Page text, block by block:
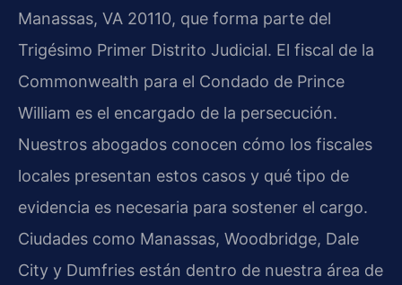
Manassas, VA 20110, que forma parte del
Trigésimo Primer Distrito Judicial. El fiscal de la
Commonwealth para el Condado de Prince
William es el encargado de la persecución.
Nuestros abogados conocen cómo los fiscales
locales presentan estos casos y qué tipo de
evidencia es necesaria para sostener el cargo.
Ciudades como Manassas, Woodbridge, Dale
City y Dumfries están dentro de nuestra área de